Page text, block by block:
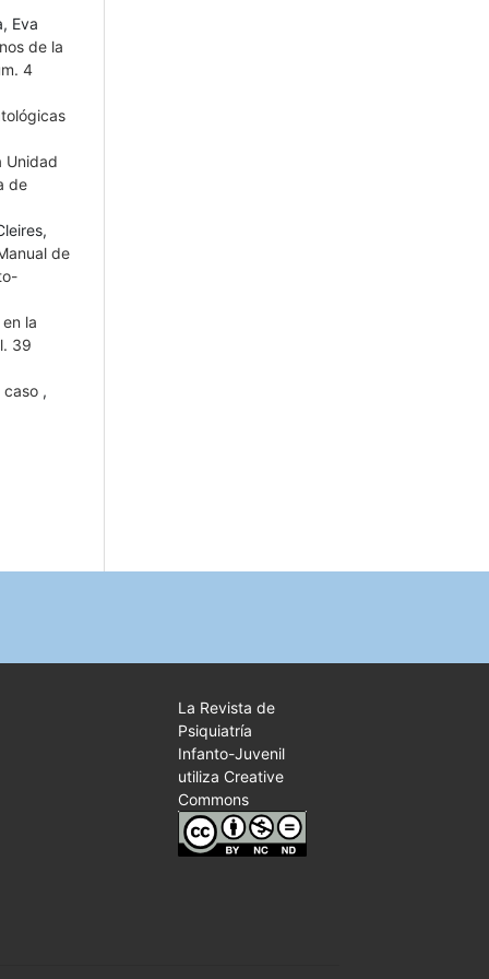
Eva
de la
4
Unidad
de
de
la
39
caso ,
La Revista de
Psiquiatría
Infanto-Juvenil
utiliza Creative
Commons